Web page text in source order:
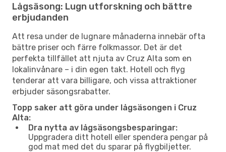
Lågsäsong: Lugn utforskning och bättre
erbjudanden
Att resa under de lugnare månaderna innebär ofta
bättre priser och färre folkmassor. Det är det
perfekta tillfället att njuta av Cruz Alta som en
lokalinvånare – i din egen takt. Hotell och flyg
tenderar att vara billigare, och vissa attraktioner
erbjuder säsongsrabatter.
Topp saker att göra under lågsäsongen i Cruz
Alta:
Dra nytta av lågsäsongsbesparingar:
Uppgradera ditt hotell eller spendera pengar på
god mat med det du sparar på flygbiljetter.